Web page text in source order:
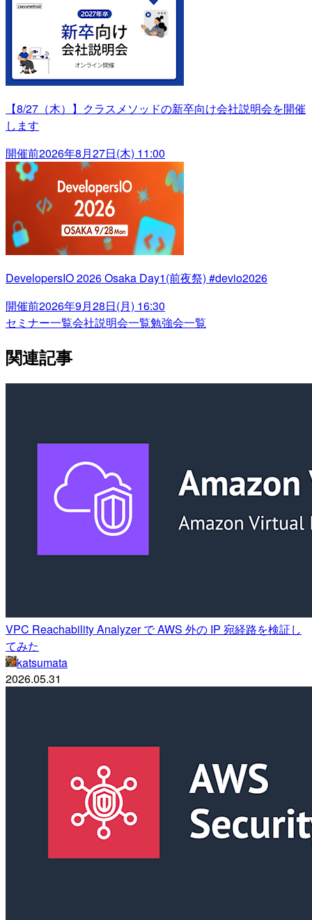
【8/27（木）】クラスメソッドの新卒向け会社説明会を開催
します
開催前2026年8月27日(木) 11:00
DevelopersIO 2026 Osaka Day1(前夜祭) #devio2026
開催前2026年9月28日(月) 16:30
セミナー一覧会社説明会一覧勉強会一覧
関連記事
VPC Reachability Analyzer で AWS 外の IP 宛経路を検証し
てみた
katsumata
2026.05.31